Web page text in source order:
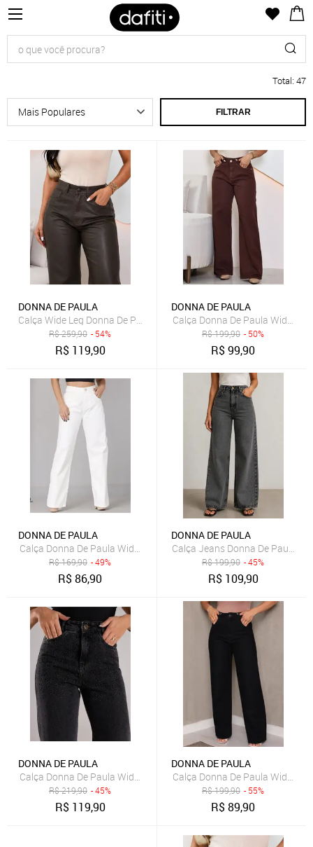
Total: 47
FILTRAR
DONNA DE PAULA
Calça Wide Leg Donna De Paula Marrom De Bengaline Resinada
R$259,90 - 54%
R$ 119,90
DONNA DE PAULA
Calça Donna De Paula Wide
R$199,90 - 50%
R$99,90
DONNA DE PAULA
Calça Donna De Paula Wide Leg Off White Cintura Alta Pantalona
R$169,90 - 49%
R$86,90
DONNA DE PAULA
Calça Jeans Donna De Paula
R$199,90 - 45%
R$ 109,90
DONNA DE PAULA
Calça Donna De Paula Wide Leg Cinza Grafite Com Brilhos E
R$219,90 - 45%
R$ 119,90
DONNA DE PAULA
Calça Donna De Paula Wide
R$199,90 - 55%
R$89,90